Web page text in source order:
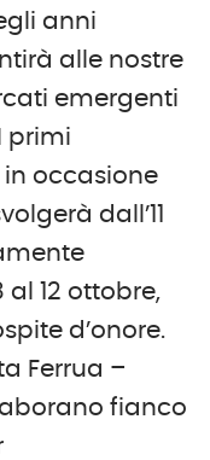
anni
alle nostre
emergenti
primi
occasione
dall’11
al 12 ottobre,
d’onore.
Ferrua –
fianco